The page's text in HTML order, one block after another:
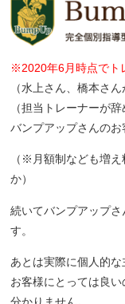
※2020年6月時点でト
（水上さん、橋本さ
（担当トレーナーが
バンプアップさんのお
（※月額制なども増
か）
続いてバンプアップ
す。
あとは実際に個人的
お客様にとっては良